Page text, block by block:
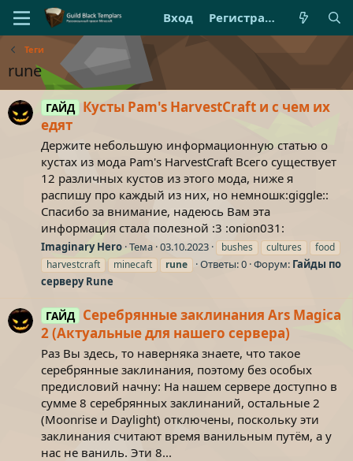
Вход Регистрация
Теги
rune
ГАЙД Кусты Pam's HarvestCraft и с чем их
едят
Держите небольшую информационную статью о
кустах из мода Pam's HarvestCraft Всего существует
12 различных кустов из этого мода, ниже я
распишу про каждый из них, но немношк:giggle::
Спасибо за внимание, надеюсь Вам эта
информация стала полезной :3 :onion031:
Imaginary Hero Тема 03.10.2023 bushes cultures
food
harvestcraft
minecaft rune Ответы: 0 Форум: Гайды по
серверу Rune
ГАЙД Серебрянные заклинания Ars Magica
2 (Актуальные для нашего сервера)
Раз Вы здесь, то наверняка знаете, что такое
серебрянные заклинания, поэтому без особых
предисловий начну: На нашем сервере доступно в
сумме 8 серебрянных заклинаний, остальные 2
(Moonrise и Daylight) отключены, поскольку эти
заклинания считают время ванильным путём, а у
нас не ваниль. Эти 8...